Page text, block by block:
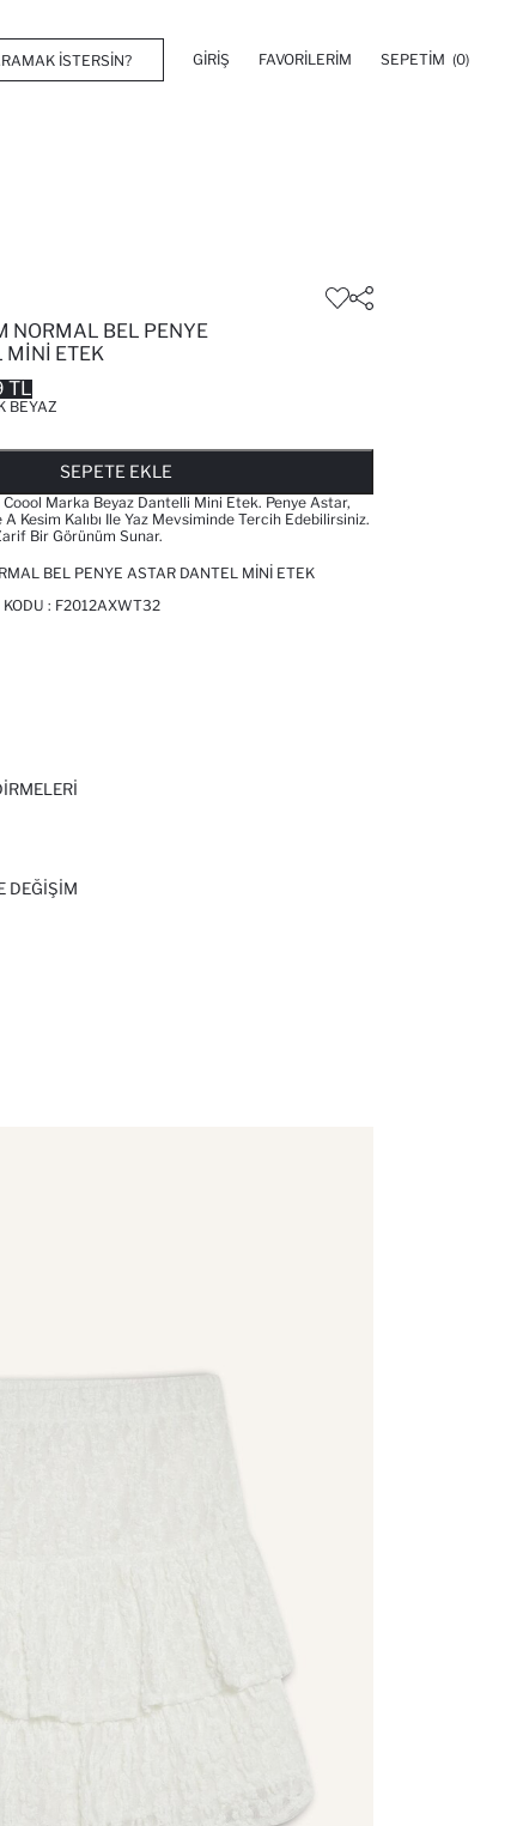
GIRIŞ FAVORILERIM SEPETIM (0)
NORMAL BEL PENYE
MINI ETEK
TL
BEYAZ
SEPETE EKLE
Coool Marka Beyaz Dantelli Mini Etek. Penye Astar,
A Kesim Kalıbı Ile Yaz Mevsiminde Tercih Edebilirsiniz.
Bir Görünüm Sunar.
BEL PENYE ASTAR DANTEL MINI ETEK
: F2012AXWT32
DEĞIŞIM